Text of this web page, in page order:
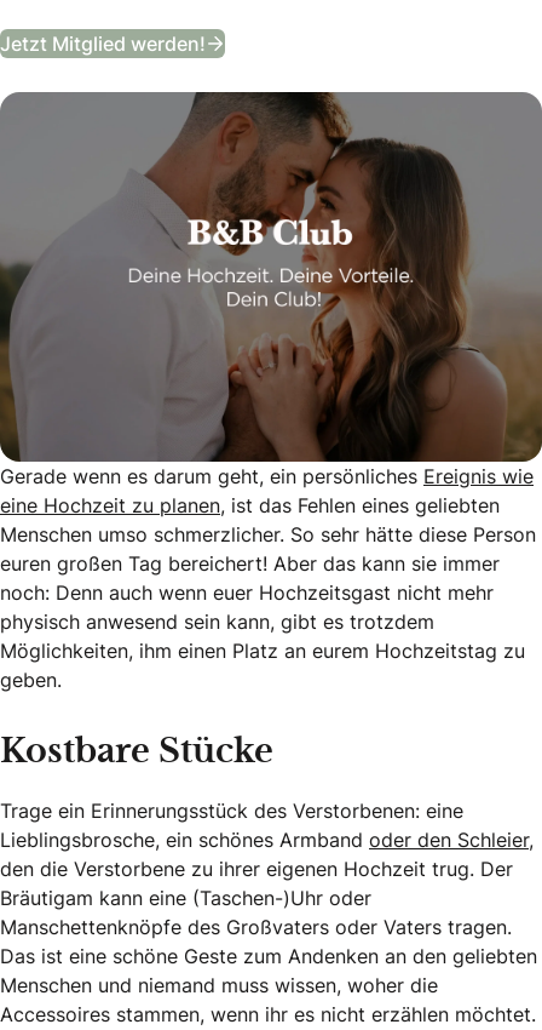
Jetzt Mitglied werden! B&B Club
Gerade wenn es darum geht, ein persönliches Ereignis wie
eine Hochzeit zu planen, ist das Fehlen eines geliebten
Menschen umso schmerzlicher. So sehr hätte diese Person
euren großen Tag bereichert! Aber das kann sie immer
noch: Denn auch wenn euer Hochzeitsgast nicht mehr
physisch anwesend sein kann, gibt es trotzdem
Möglichkeiten, ihm einen Platz an eurem Hochzeitstag zu
geben.
Kostbare Stücke
Trage ein Erinnerungsstück des Verstorbenen: eine
Lieblingsbrosche, ein schönes Armband oder den Schleier,
den die Verstorbene zu ihrer eigenen Hochzeit trug. Der
Bräutigam kann eine (Taschen-)Uhr oder
Manschettenknöpfe des Großvaters oder Vaters tragen.
Das ist eine schöne Geste zum Andenken an den geliebten
Menschen und niemand muss wissen, woher die
Accessoires stammen, wenn ihr es nicht erzählen möchtet.